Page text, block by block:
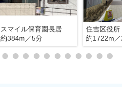
スマイル保育園長居
約384m／5分
住吉区役所
約1722m